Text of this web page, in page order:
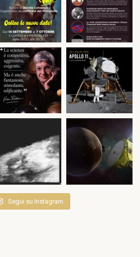
Segui su Instagram